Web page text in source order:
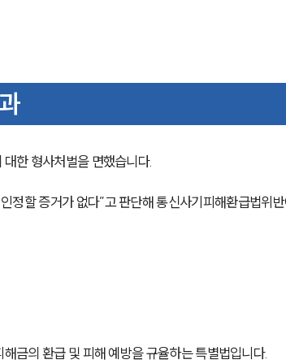
한 형사처벌을 면했습니다.
정할 증거가 없다”고 판단해 통신사기피해환급법위
금의 환급 및 피해 예방을 규율하는 특별법입니다.